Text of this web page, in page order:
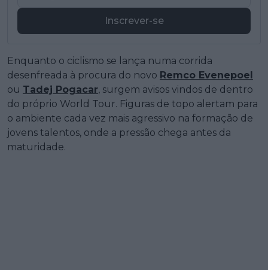
Inscrever-se
Enquanto o ciclismo se lança numa corrida
desenfreada à procura do novo Remco Evenepoel
ou Tadej Pogacar, surgem avisos vindos de dentro
do próprio World Tour. Figuras de topo alertam para
o ambiente cada vez mais agressivo na formação de
jovens talentos, onde a pressão chega antes da
maturidade.